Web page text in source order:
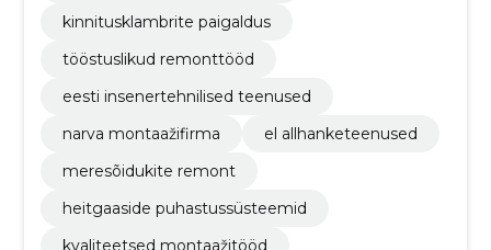
kinnitusklambrite paigaldus
tööstuslikud remonttööd
eesti insenertehnilised teenused
narva montaažifirma
el allhanketeenused
meresõidukite remont
heitgaaside puhastussüsteemid
kvaliteetsed montaažitööd